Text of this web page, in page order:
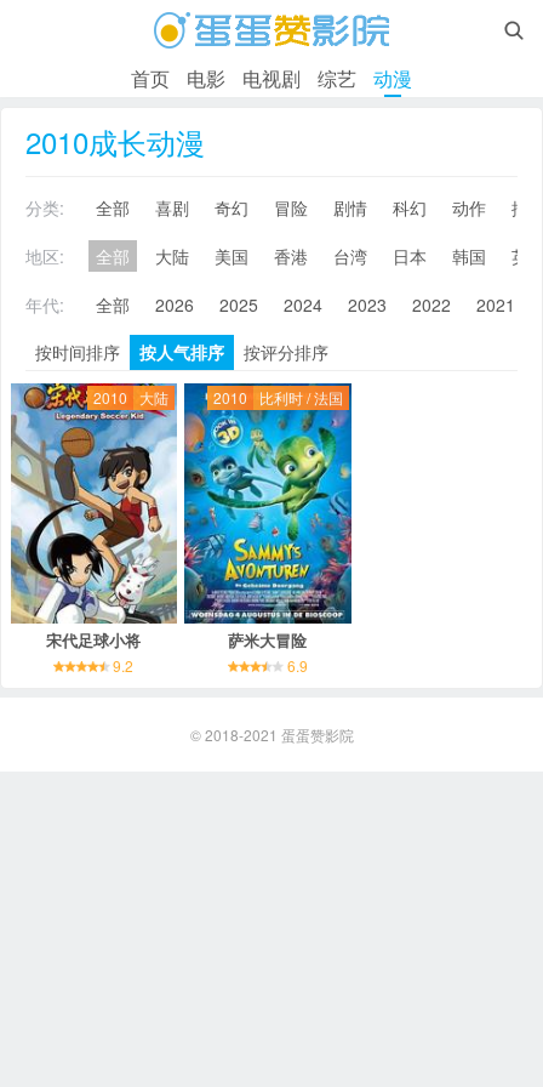

首页 电影 电视剧 综艺 动漫
2010成长动漫
分类: 全部 喜剧 奇幻 冒险 剧情 科幻 动作
搞
地区:
全部 大陆 美国 香港 台湾 日本 韩国
英
年代:
全部 2026 2025 2024 2023 2022 2021
按时间排序
按人气排序 按评分排序
2010 大陆
宋代足球小将
9.2
2010 比利时 / 法国
萨米大冒险
6.9
© 2018-2021 蛋蛋赞影院